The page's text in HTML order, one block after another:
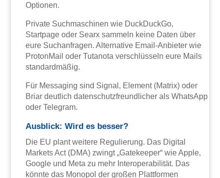
Optionen.
Private Suchmaschinen wie DuckDuckGo,
Startpage oder Searx sammeln keine Daten über
eure Suchanfragen. Alternative Email-Anbieter wie
ProtonMail oder Tutanota verschlüsseln eure Mails
standardmäßig.
Für Messaging sind Signal, Element (Matrix) oder
Briar deutlich datenschutzfreundlicher als WhatsApp
oder Telegram.
Ausblick: Wird es besser?
Die EU plant weitere Regulierung. Das Digital
Markets Act (DMA) zwingt „Gatekeeper“ wie Apple,
Google und Meta zu mehr Interoperabilität. Das
könnte das Monopol der großen Plattformen